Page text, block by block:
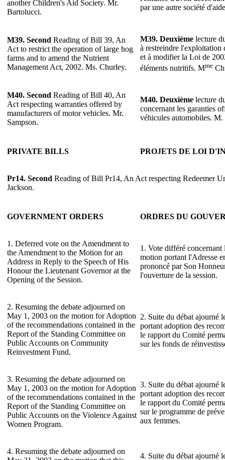
another Children's Aid Society. Mr.
Bartolucci.
par une autre société
M39. Second Reading of Bill 39, An
Act to restrict the operation of large hog
farms and to amend the Nutrient
Management Act, 2002. Ms. Churley.
M39. Deuxième lecture
à restreindre l'exploitation
et à modifier la Loi de
éléments nutritifs. Mme
M40. Second Reading of Bill 40, An
Act respecting warranties offered by
manufacturers of motor vehicles. Mr.
Sampson.
M40. Deuxième lecture
concernant les garanties
véhicules automobiles. M.
PRIVATE BILLS PROJETS DE LOI
Pr14. Second Reading of Bill Pr14, An Act respecting Redeemer
Jackson.
GOVERNMENT ORDERS ORDRES DU
1. Deferred vote on the Amendment to
the Amendment to the Motion for an
Address in Reply to the Speech of His
Honour the Lieutenant Governor at the
Opening of the Session.
1. Vote différé concernant
motion portant l'Adresse
prononcé par Son
l'ouverture de la session.
2. Resuming the debate adjourned on
May 1, 2003 on the motion for Adoption
of the recommendations contained in the
Report of the Standing Committee on
Public Accounts on Community
Reinvestment Fund.
2. Suite du débat ajourné
portant adoption des
le rapport du Comité
sur les fonds de
3. Resuming the debate adjourned on
May 1, 2003 on the motion for Adoption
of the recommendations contained in the
Report of the Standing Committee on
Public Accounts on the Violence Against
Women Program.
3. Suite du débat ajourné
portant adoption des
le rapport du Comité
sur le programme de
aux femmes.
4. Resuming the debate adjourned on
4. Suite du débat ajourné